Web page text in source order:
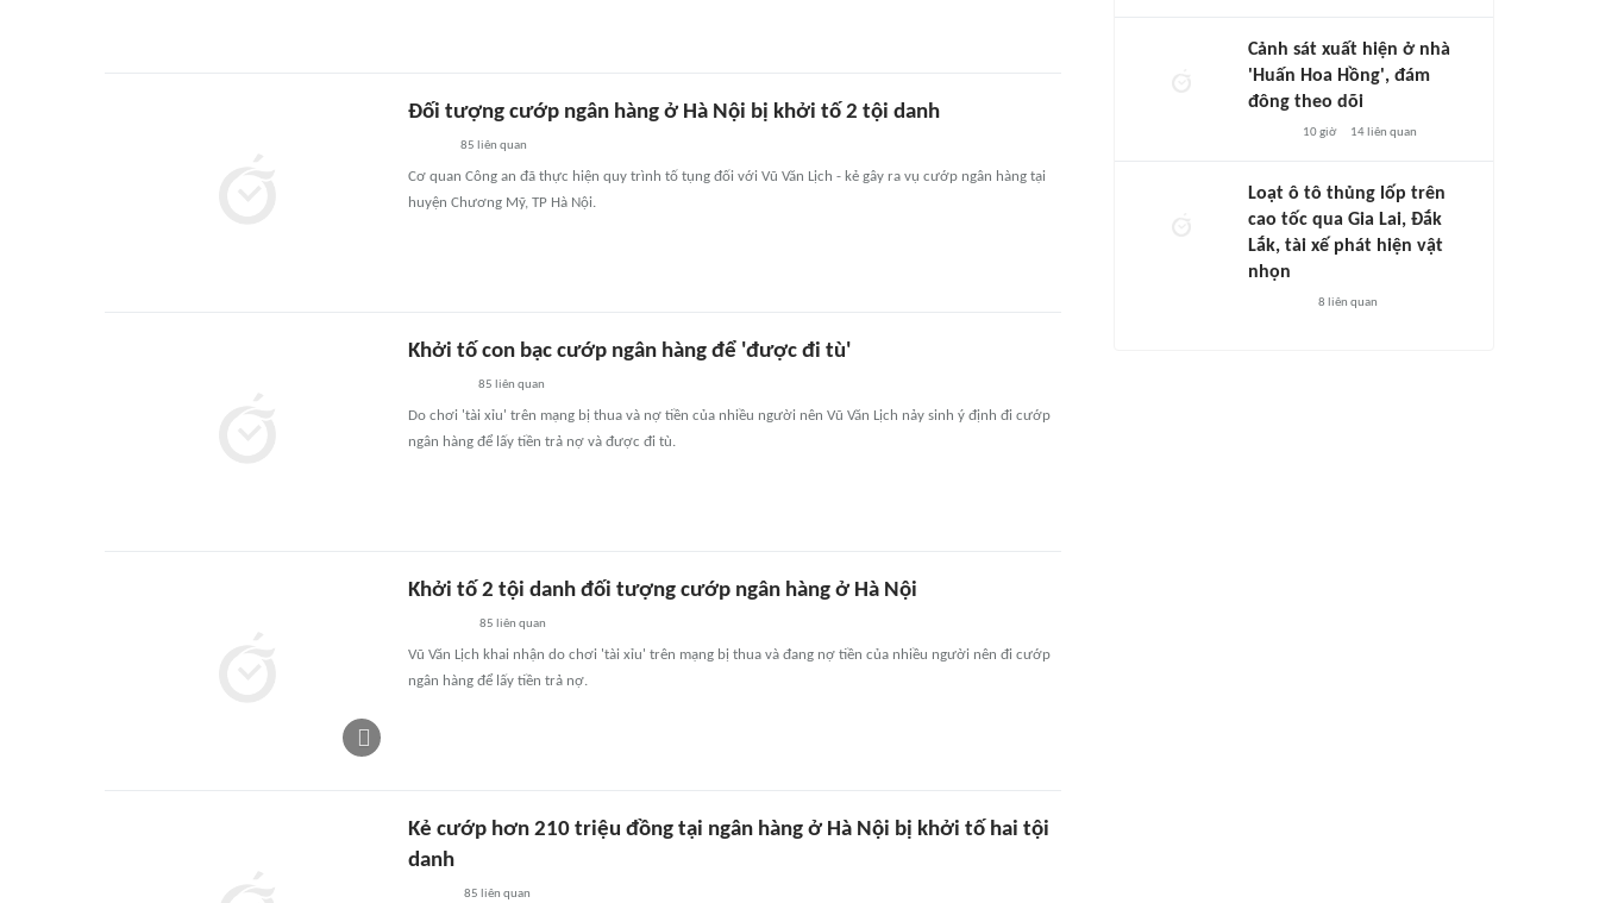
Đối tượng cướp ngân hàng ở Hà Nội bị khởi tố 2 tội danh
85 liên quan
Cơ quan Công an đã thực hiện quy trình tố tụng đối với Vũ Văn Lịch - kẻ gây ra vụ cướp ngân hàng tại
huyện Chương Mỹ, TP Hà Nội.
Khởi tố con bạc cướp ngân hàng để 'được đi tù'
85 liên quan
Do chơi 'tài xỉu' trên mạng bị thua và nợ tiền của nhiều người nên Vũ Văn Lịch nảy sinh ý định đi cướp
ngân hàng để lấy tiền trả nợ và được đi tù.
Khởi tố 2 tội danh đối tượng cướp ngân hàng ở Hà Nội
85 liên quan
Vũ Văn Lịch khai nhận do chơi 'tài xỉu' trên mạng bị thua và đang nợ tiền của nhiều người nên đi cướp
ngân hàng để lấy tiền trả nợ.
Kẻ cướp hơn 210 triệu đồng tại ngân hàng ở Hà Nội bị khởi tố hai tội
danh
85 liên quan
Cảnh sát xuất hiện ở nhà
'Huấn Hoa Hồng', đám
đông theo dõi
10 giờ 14liên quan
Loạt ô tô thủng lốp trên
cao tốc qua Gia Lai, Đắk
Lắk, tài xế phát hiện vật
nhọn
8 liên quan